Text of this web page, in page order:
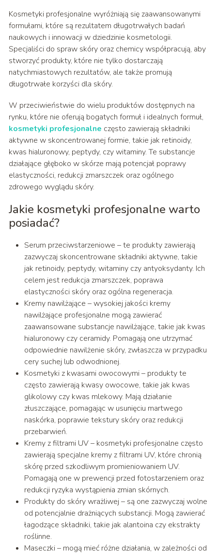
Kosmetyki profesjonalne wyróżniają się zaawansowanymi
formułami, które są rezultatem długotrwałych badań
naukowych i innowacji w dziedzinie kosmetologii.
Specjaliści do spraw skóry oraz chemicy współpracują, aby
stworzyć produkty, które nie tylko dostarczają
natychmiastowych rezultatów, ale także promują
długotrwałe korzyści dla skóry.
W przeciwieństwie do wielu produktów dostępnych na
rynku, które nie oferują bogatych formuł i idealnych formuł,
kosmetyki profesjonalne często zawierają składniki
aktywne w skoncentrowanej formie, takie jak retinoidy,
kwas hialuronowy, peptydy, czy witaminy. Te substancje
działające głęboko w skórze mają potencjał poprawy
elastyczności, redukcji zmarszczek oraz ogólnego
zdrowego wyglądu skóry.
Jakie kosmetyki profesjonalne warto
posiadać?
Serum przeciwstarzeniowe – te produkty zawierają
zazwyczaj skoncentrowane składniki aktywne, takie
jak retinoidy, peptydy, witaminy czy antyoksydanty. Ich
celem jest redukcja zmarszczek, poprawa
elastyczności skóry oraz ogólna regeneracja.
Kremy nawilżające – wysokiej jakości kremy
nawilżające profesjonalne mogą zawierać
zaawansowane substancje nawilżające, takie jak kwas
hialuronowy czy ceramidy. Pomagają one utrzymać
odpowiednie nawilżenie skóry, zwłaszcza w przypadku
cery suchej lub odwodnionej.
Kosmetyki z kwasami owocowymi – produkty te
często zawierają kwasy owocowe, takie jak kwas
glikolowy czy kwas mlekowy. Mają działanie
złuszczające, pomagając w usunięciu martwego
naskórka, poprawie tekstury skóry oraz redukcji
przebarwień.
Kremy z filtrami UV – kosmetyki profesjonalne często
zawierają specjalne kremy z filtrami UV, które chronią
skórę przed szkodliwym promieniowaniem UV.
Pomagają one w prewencji przed fotostarzeniem oraz
redukcji ryzyka wystąpienia zmian skórnych.
Produkty do skóry wrażliwej – są one zazwyczaj wolne
od potencjalnie drażniących substancji. Mogą zawierać
łagodzące składniki, takie jak alantoina czy ekstrakty
roślinne.
Maseczki – mogą mieć różne działania, w zależności od